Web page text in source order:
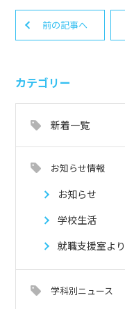
前の記事へ
カテゴリー
新着一覧
お知らせ情報
お知らせ
学校生活
就職支援室より
学科別ニュース